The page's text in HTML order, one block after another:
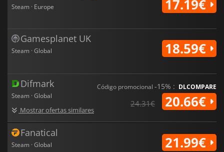
Steam · Europe 17.19€
Gamesplanet UK
Steam · Global 18.59€
Difmark
Steam · Global
Mostrar ofertas similares
Código promocional -15% : DLCOMPARE
24.31€ 20.66€
Fanatical
Steam · Global 21.99€